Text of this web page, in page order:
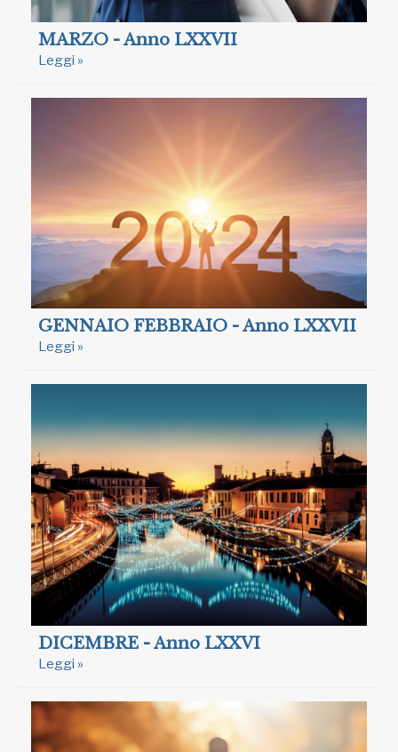
MARZO - Anno LXXVII
Leggi »
GENNAIO FEBBRAIO - Anno LXXVII
Leggi »
DICEMBRE - Anno LXXVI
Leggi »